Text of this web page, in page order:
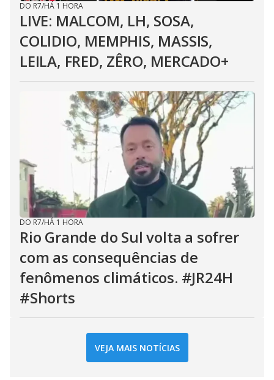
DO R7/HÁ 1 HORA
LIVE: MALCOM, LH, SOSA,
COLIDIO, MEMPHIS, MASSIS,
LEILA, FRED, ZÊRO, MERCADO+
DO R7/HÁ 1 HORA
Rio Grande do Sul volta a sofrer
com as consequências de
fenômenos climáticos. #JR24H
#Shorts
VEJA MAIS NOTÍCIAS